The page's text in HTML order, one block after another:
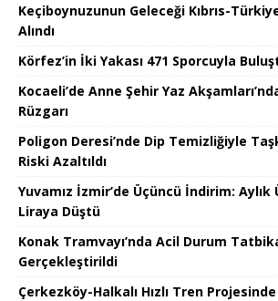
Keçiboynuzunun Geleceği Kıbrıs-
Alındı
Körfez’in İki Yakası 471 Sporcuyla
Kocaeli’de Anne Şehir Yaz
Rüzgarı
Poligon Deresi’nde Dip Temizliğiyle
Riski Azaltıldı
Yuvamız İzmir’de Üçüncü İndirim: Aylık
Liraya Düştü
Konak Tramvayı’nda Acil Durum
Gerçekleştirildi
Çerkezköy-Halkalı Hızlı Tren